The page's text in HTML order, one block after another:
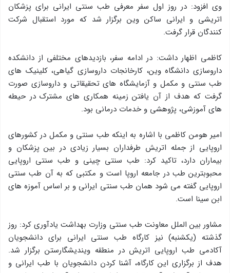
وی افزود: در روز اول سفر معرفی طب سنتی ایرانی برای پزشکان
اتریشی و ایرانی ساکن وین برگزار شد که مورد استقبال شرکت
کنندگان قرار گرفت.
کاظمی اظهار داشت: در ادامه سفر، بازدیدهای مختلفی از دانشکده
داروسازی دانشگاه وین، کارخانجات داروسازی گیاهی، کلینیک های
طب سنتی و مکمل و آزمایشگاه های تحقیقاتی و داروسازی صورت
گرفت که هدف از آن یافتن زمینه همکاری های مشترک در حیطه
های آموزشی، پژوهشی و خدمات درمانی بود.
امیر هومن کاظمی با اشاره به اینکه طب سنتی و مکمل در کشورهای
اروپایی از جمله اتریش طرفداران بسیار زیادی در بین پزشکان و
بیماران دارد، تاکید کرد: طب سنتی چینی و طب سنتی اروپایی
محبوبترین طب در جامعه اروپا است و مکتبی که به آن طب سنتی
اروپایی گفته می شود همان طب سنتی ایرانی و بر اساس آموزه های
ابن سینا است.
مشاور بین الملل معاونت طب سنتی وزارت بهداشت یادآوری کرد: روز
گذشته (یکشنبه) نیز کارگاه طب سنتی ایرانی برای دانشجویان
آکادمی طب اروپایی اتریش در منطقه ویندیشگارستن برگزار شد.
هدف از برگزاری این کارگاه، آشنا کردن دانشجویان با طب ایرانی و